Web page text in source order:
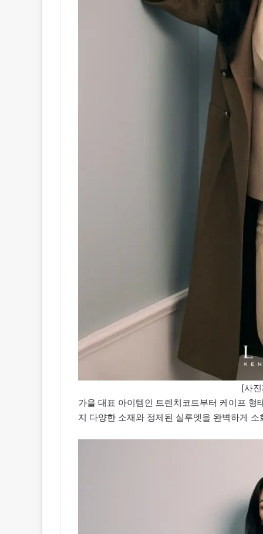
[사
가을 대표 아이템인 트렌치코트부터 케이프
지 다양한 소재와 정제된 실루엣을 완벽하게